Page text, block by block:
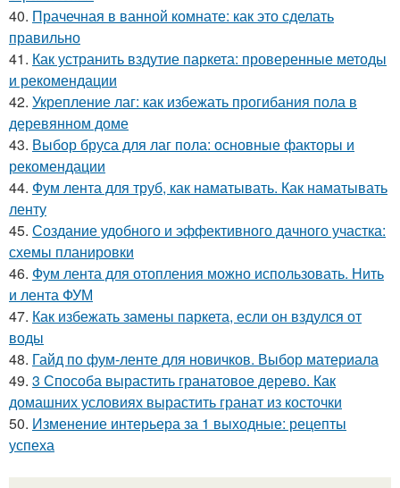
40. Прачечная в ванной комнате: как это сделать
правильно
41. Как устранить вздутие паркета: проверенные методы
и рекомендации
42. Укрепление лаг: как избежать прогибания пола в
деревянном доме
43. Выбор бруса для лаг пола: основные факторы и
рекомендации
44. Фум лента для труб, как наматывать. Как наматывать
ленту
45. Создание удобного и эффективного дачного участка:
схемы планировки
46. Фум лента для отопления можно использовать. Нить
и лента ФУМ
47. Как избежать замены паркета, если он вздулся от
воды
48. Гайд по фум-ленте для новичков. Выбор материала
49. 3 Способа вырастить гранатовое дерево. Как
домашних условиях вырастить гранат из косточки
50. Изменение интерьера за 1 выходные: рецепты
успеха